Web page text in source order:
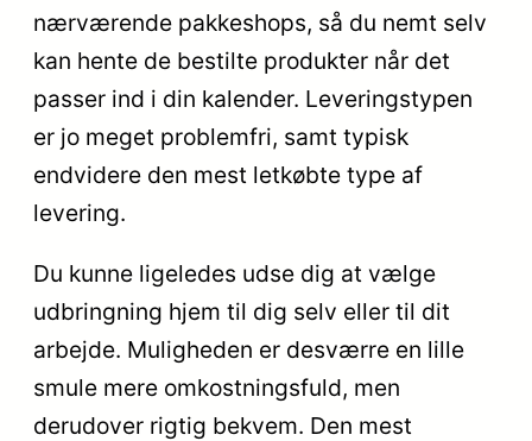
nærværende pakkeshops, så du nemt selv
kan hente de bestilte produkter når det
passer ind i din kalender. Leveringstypen
er jo meget problemfri, samt typisk
endvidere den mest letkøbte type af
levering.
Du kunne ligeledes udse dig at vælge
udbringning hjem til dig selv eller til dit
arbejde. Muligheden er desværre en lille
smule mere omkostningsfuld, men
derudover rigtig bekvem. Den mest